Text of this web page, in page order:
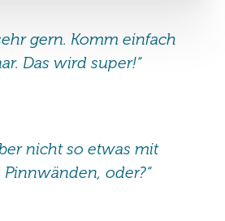
gern. Komm einfach
Das wird super!“
nicht so etwas mit
oder?“